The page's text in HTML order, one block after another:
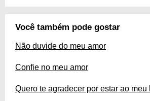
Você também pode gostar
Não duvide do meu amor
Confie no meu amor
Quero te agradecer por estar ao meu